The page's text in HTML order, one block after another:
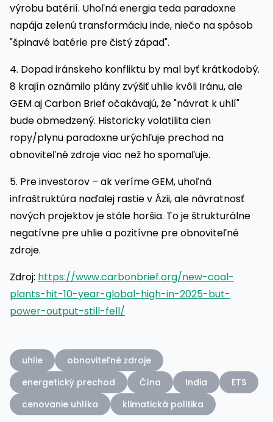
výrobu batérií. Uhoľná energia teda paradoxne
napája zelenú transformáciu inde, niečo na spôsob
"špinavé batérie pre čistý západ".
4. Dopad iránskeho konfliktu by mal byť krátkodobý.
8 krajín oznámilo plány zvýšiť uhlie kvôli Iránu, ale
GEM aj Carbon Brief očakávajú, že "návrat k uhlí"
bude obmedzený. Historicky volatilita cien
ropy/plynu paradoxne urýchľuje prechod na
obnoviteľné zdroje viac než ho spomaľuje.
5. Pre investorov – ak veríme GEM, uhoľná
infraštruktúra naďalej rastie v Ázii, ale návratnosť
nových projektov je stále horšia. To je štrukturálne
negatívne pre uhlie a pozitívne pre obnoviteľné
zdroje.
Zdroj: https://www.carbonbrief.org/new-coal-
plants-hit-10-year-global-high-in-2025-but-
power-output-still-fell/
uhlie
obnoviteľné zdroje
energetický prechod
Čína India
ETS
cenovanie uhlíka
klimatická politika